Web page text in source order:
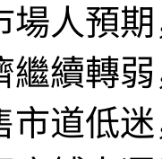
場人預
繼續轉
市道低